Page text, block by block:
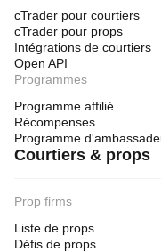
cTrader pour courtiers
cTrader pour props
Intégrations de courtiers
Open API
Programmes
Programme affilié
Récompenses
Programme
Courtiers & props
Prop firms
Liste de props
Défis de props